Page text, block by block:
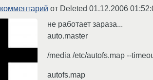
комментарий от Deleted 01.12.2006
не работает зараза...
auto.master
/media /etc/autofs.map --
autofs.map